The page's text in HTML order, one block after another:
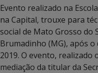
Evento realizado na
na Capital, trouxe para
social de Mato Grosso do
Brumadinho (MG), após
2019. O evento, realizado
mediação da titular da